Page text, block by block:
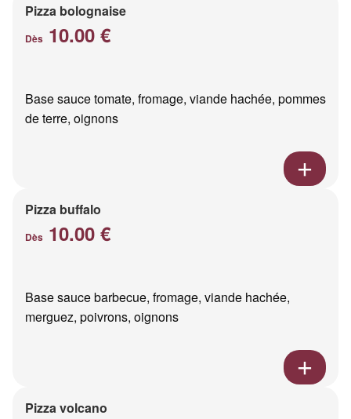
Pizza bolognaise
Dès 10.00 €
Base sauce tomate, fromage, viande hachée, pommes
de terre, oignons
Pizza buffalo
Dès 10.00 €
Base sauce barbecue, fromage, viande hachée,
merguez, poivrons, oignons
Pizza volcano